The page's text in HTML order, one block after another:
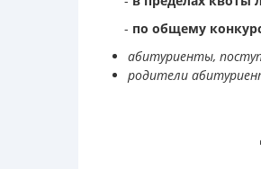
- по общему
абитуриенты,
родители